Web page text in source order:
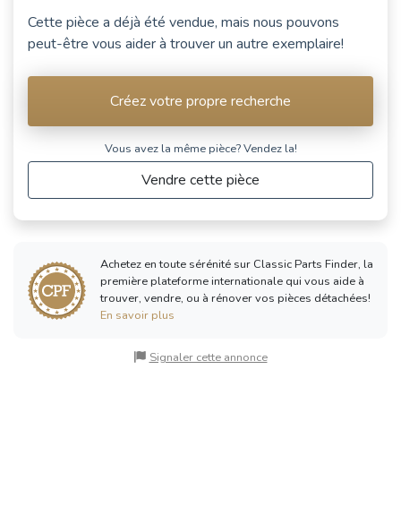
Cette pièce a déjà été vendue, mais nous pouvons
peut-être vous aider à trouver un autre exemplaire!
Créez votre propre recherche
Vous avez la même pièce? Vendez la!
Vendre cette pièce
Achetez en toute sérénité sur Classic Parts Finder, la
première plateforme internationale qui vous aide à
trouver, vendre, ou à rénover vos pièces détachées!
En savoir plus
Signaler cette annonce